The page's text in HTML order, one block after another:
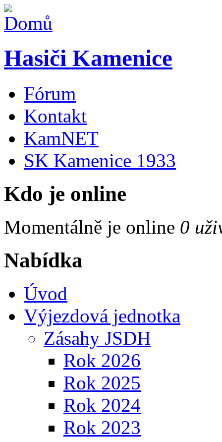
Hasiči Kamenice
Fórum
Kontakt
KamNET
SK Kamenice 1933
Kdo je online
Momentálně je online 0
Nabídka
Úvod
Výjezdová jednotka
Zásahy JSDH
Rok 2026
Rok 2025
Rok 2024
Rok 2023